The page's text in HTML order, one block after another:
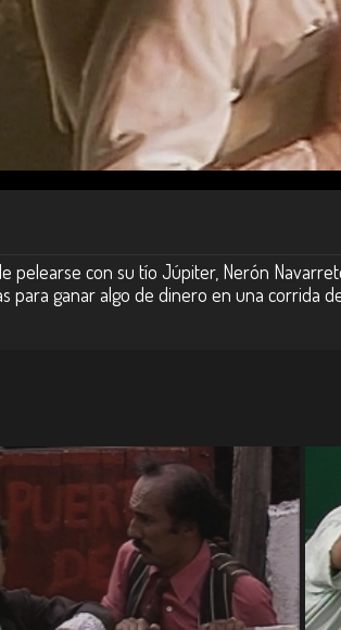
pelearse con su tío Júpiter, Nerón
para ganar algo de dinero en una corrida